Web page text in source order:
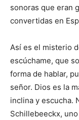
sonoras que eran
convertidas en
Así es el misterio
escúchame, que
forma de hablar,
señor. Dios es la
inclina y escucha.
Schillebeeckx,